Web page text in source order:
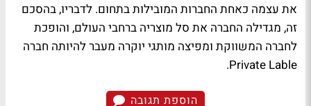
את עצמה כאחת החברות המובילות בתחום. לדבריו, בהסכם
זה, מגדילה החברה את סל מוצריה ברחבי העולם, והופכת
לחברה המשווקת ומפיצה מותגי יוקרה מעבר להיותה חברה
Private Lable.
הוספת תגובה